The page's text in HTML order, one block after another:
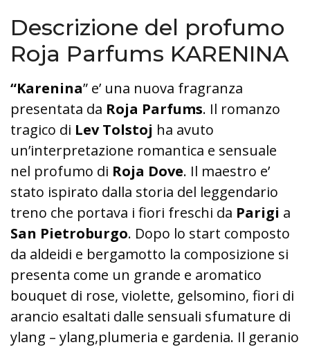
Descrizione del profumo
Roja Parfums KARENINA
“Karenina” e’ una nuova fragranza
presentata da Roja Parfums. Il romanzo
tragico di Lev Tolstoj ha avuto
un’interpretazione romantica e sensuale
nel profumo di Roja Dove. Il maestro e’
stato ispirato dalla storia del leggendario
treno che portava i fiori freschi da Parigi a
San Pietroburgo. Dopo lo start composto
da aldeidi e bergamotto la composizione si
presenta come un grande e aromatico
bouquet di rose, violette, gelsomino, fiori di
arancio esaltati dalle sensuali sfumature di
ylang – ylang,plumeria e gardenia. Il geranio